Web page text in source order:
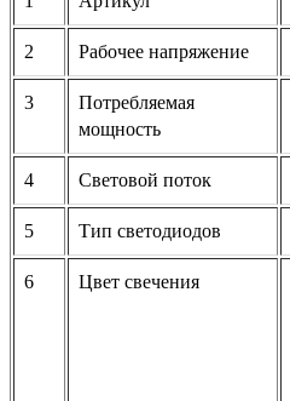
2 Рабочее напряжение
3
Потребляемая
мощность
4 Световой поток
5 Тип светодиодов
6 Цвет свечения